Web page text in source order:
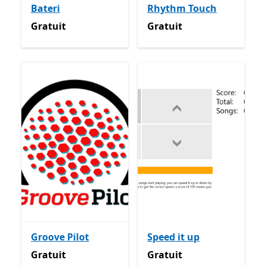
Bateri
Gratuit
Gratuit
Rhythm Touch
Gratuit
Gratuit
Groove Pilot
Gratuit
Gratuit
Speed it up
Gratuit
Gratuit